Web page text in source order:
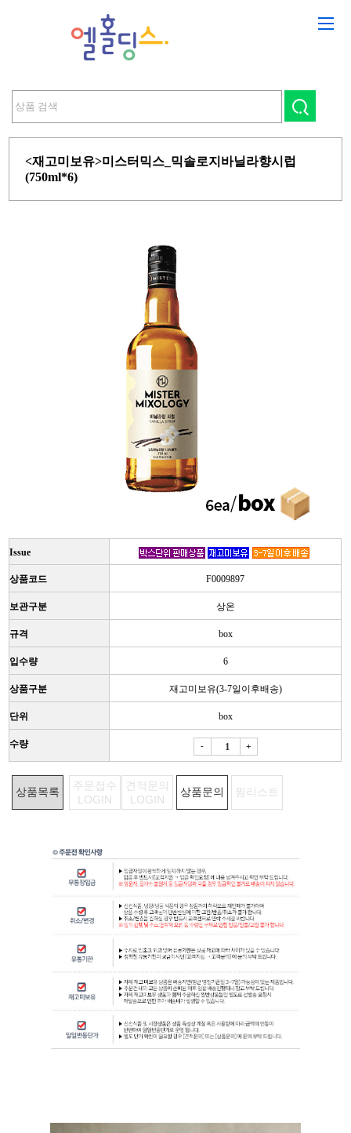
<재고미보유>미스터믹스_믹솔로지바닐라향시럽
(750ml*6)
Issue
상품코드 F0009897
보관구분 상온
규격 box
입수량 6
상품구분 재고미보유(3-7일이후배송)
단위 box
수량 - +
상품목록
주문접수
LOGIN
견적문의
LOGIN
상품문의 찜리스트